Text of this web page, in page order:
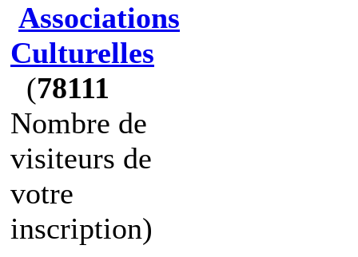
Associations
Culturelles
(78111
Nombre de
visiteurs de
votre
inscription)